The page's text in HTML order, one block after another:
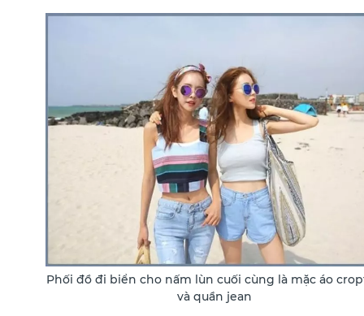
Phối đồ đi biển cho nấm lùn cuối cùng là mặc áo
và quần jean